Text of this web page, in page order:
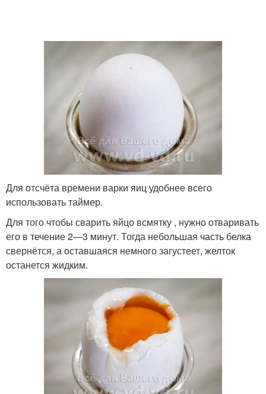
Для отсчёта времени варки яиц удобнее всего
использовать таймер.
Для того чтобы сварить яйцо всмятку , нужно отваривать
его в течение 2—3 минут. Тогда небольшая часть белка
свернётся, а оставшаяся немного загустеет, желток
останется жидким.